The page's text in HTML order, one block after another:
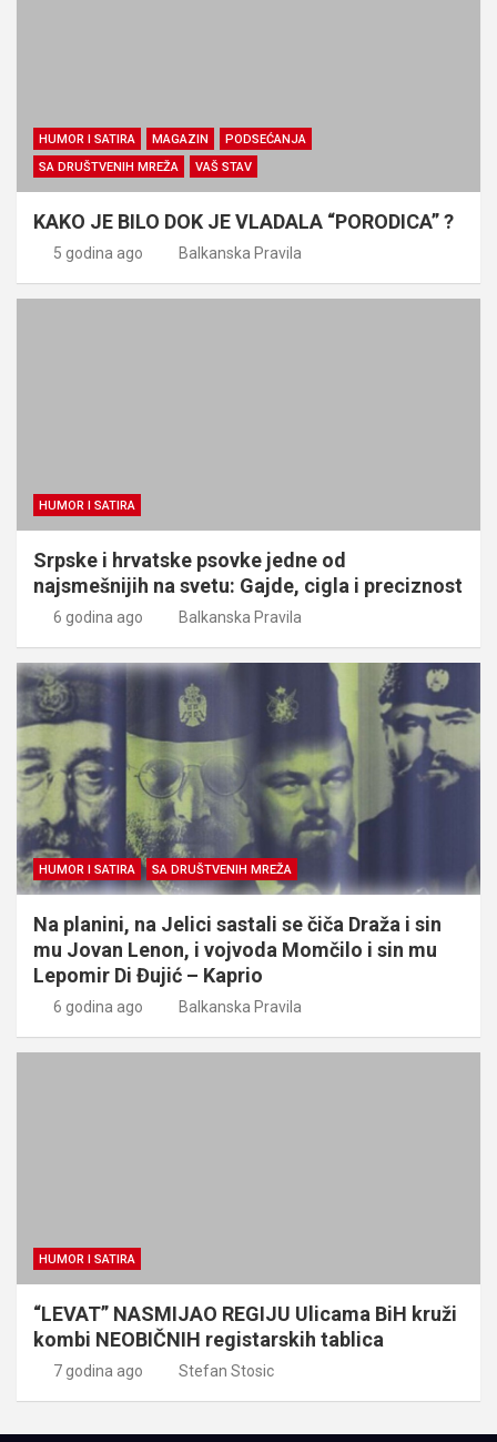
HUMOR I SATIRA MAGAZIN
PODSEĆANJA
SA DRUŠTVENIH MREŽA
VAŠ STAV
KAKO JE BILO DOK JE VLADALA “PORODICA” ?
5 godina ago Balkanska Pravila
HUMOR I SATIRA
Srpske i hrvatske psovke jedne od
najsmešnijih na svetu: Gajde, cigla i preciznost
6 godina ago Balkanska Pravila
HUMOR I SATIRA SA DRUŠTVENIH MREŽA
Na planini, na Jelici sastali se čiča Draža i sin
mu Jovan Lenon, i vojvoda Momčilo i sin mu
Lepomir Di Đujić – Kaprio
6 godina ago Balkanska Pravila
HUMOR I SATIRA
“LEVAT” NASMIJAO REGIJU Ulicama BiH kruži
kombi NEOBIČNIH registarskih tablica
7 godina ago Stefan Stosic